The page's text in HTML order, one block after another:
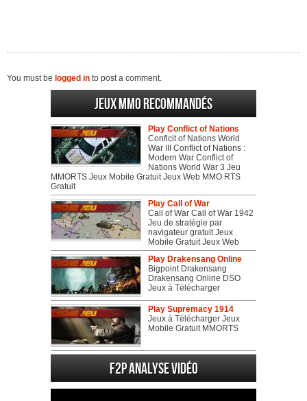
You must be logged in to post a comment.
Jeux MMO recommandés
Play Conflict of Nations
Conflcit of Nations World
War III Conflict of Nations :
Modern War Conflict of
Nations World War 3 Jeu
MMORTS Jeux Mobile Gratuit Jeux Web MMO RTS
Gratuit
Play Call of War
Call of War Call of War 1942
Jeu de stratégie par
navigateur gratuit Jeux
Mobile Gratuit Jeux Web
Play Drakensang Online
Bigpoint Drakensang
Drakensang Online DSO
Jeux à Télécharger
Play Supremacy 1914
Jeux à Télécharger Jeux
Mobile Gratuit MMORTS
F2P Analyse vidéo